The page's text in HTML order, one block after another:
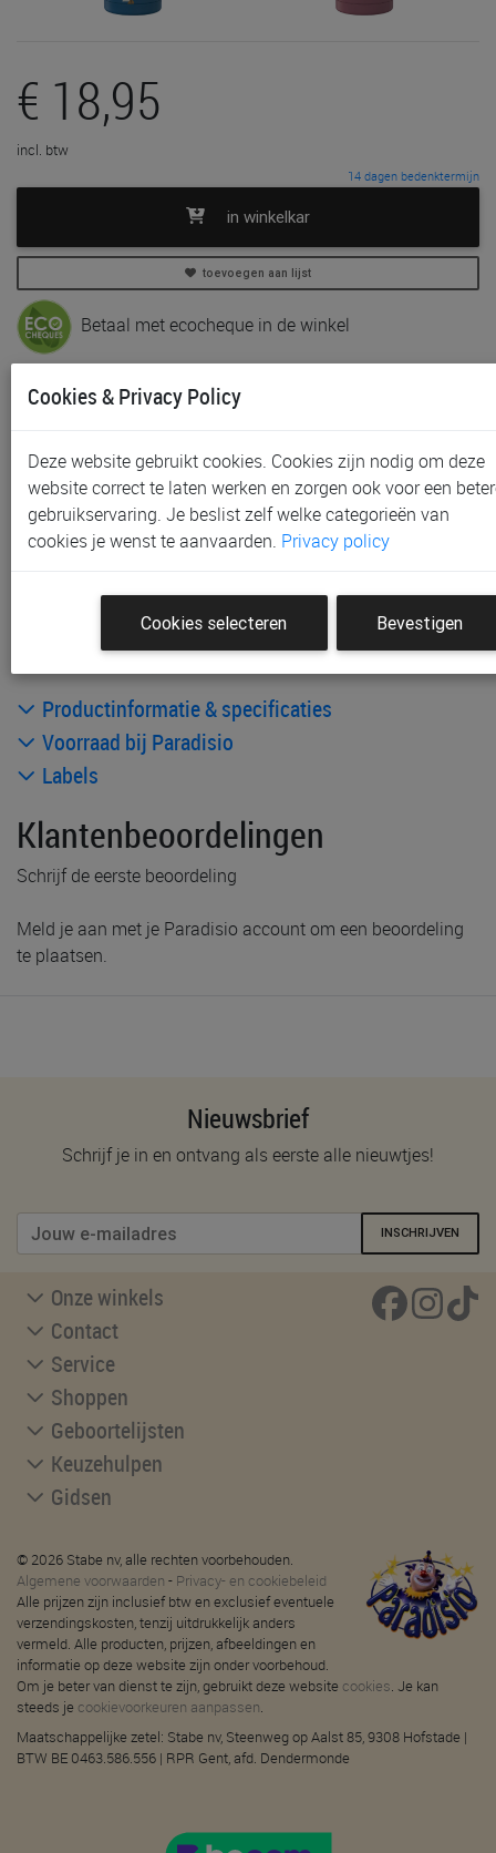
€ 18,95
incl. btw
14 dagen bedenktermijn
in winkelkar
toevoegen aan lijst
Betaal met ecocheque in de winkel
In voorraad
Gratis verzending vanaf € 80 *
Andere artikelen uit deze collectie:
Productinformatie & specificaties
Voorraad bij Paradisio
Labels
Klantenbeoordelingen
Schrijf de eerste beoordeling
Meld je aan met je Paradisio account om een beoordeling
te plaatsen.
Nieuwsbrief
Schrijf je in en ontvang als eerste alle nieuwtjes!
INSCHRIJVEN
Onze winkels
Contact
Service
Shoppen
Geboortelijsten
Keuzehulpen
Gidsen
© 2026 Stabe nv, alle rechten voorbehouden.
Algemene voorwaarden - Privacy- en cookiebeleid
Alle prijzen zijn inclusief btw en exclusief eventuele
verzendingskosten, tenzij uitdrukkelijk anders
vermeld. Alle producten, prijzen, afbeeldingen en
informatie op deze website zijn onder voorbehoud.
Om je beter van dienst te zijn, gebruikt deze website cookies. Je kan
steeds je cookievoorkeuren aanpassen.
Maatschappelijke zetel: Stabe nv, Steenweg op Aalst 85, 9308 Hofstade |
BTW BE 0463.586.556 | RPR Gent, afd. Dendermonde
Cookies & Privacy Policy
Deze website gebruikt cookies. Cookies zijn nodig om deze
website correct te laten werken en zorgen ook voor een
gebruikservaring. Je beslist zelf welke categorieën van
cookies je wenst te aanvaarden. Privacy policy
Cookies selecteren Bevestigen